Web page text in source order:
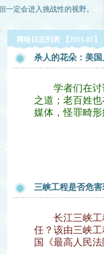
一定会进入挑战性的视野。
网络日志列表 【2011-05】
杀人的花朵：美
学者们在讨论
之道；老百姓
媒体，怪罪畸
三峡工程是否危
长江三峡工程
任？该由三峡
国《最高人民